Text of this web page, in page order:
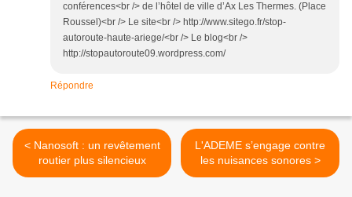
conférences<br /> de l’hôtel de ville d’Ax Les Thermes. (Place
Roussel)<br /> Le site<br /> http://www.sitego.fr/stop-
autoroute-haute-ariege/<br /> Le blog<br />
http://stopautoroute09.wordpress.com/
Répondre
< Nanosoft : un revêtement
routier plus silencieux
L'ADEME s’engage contre
les nuisances sonores >